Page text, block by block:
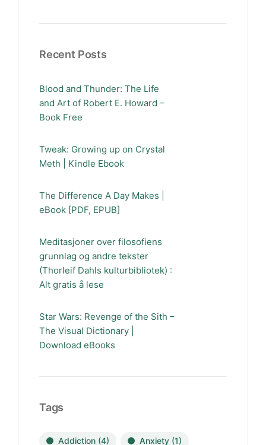
Recent Posts
Blood and Thunder: The Life
and Art of Robert E. Howard –
Book Free
Tweak: Growing up on Crystal
Meth | Kindle Ebook
The Difference A Day Makes |
eBook [PDF, EPUB]
Meditasjoner over filosofiens
grunnlag og andre tekster
(Thorleif Dahls kulturbibliotek) :
Alt gratis å lese
Star Wars: Revenge of the Sith –
The Visual Dictionary |
Download eBooks
Tags
Addiction (4) Anxiety (1)